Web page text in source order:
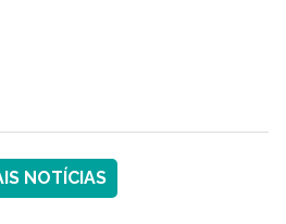
NOTÍCIAS